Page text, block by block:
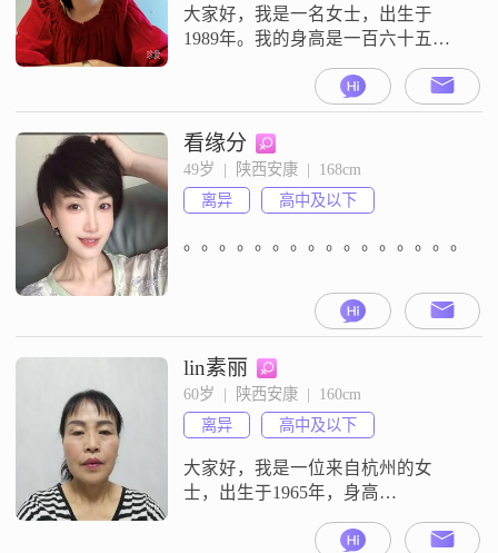
大家好，我是一名女士，出生于
1989年。我的身高是一百六十五厘
米。我现在的工作地点在安康，每
个月的平均收入在五千零一元到八
千元之间。我的学历是大专。我是
一个真诚可靠的人。我也是一个温
柔体贴的人。我对于生活的态度是
追求稳定安逸。我现在的个人情况
就是这些。我希望在这里找到一个
看缘分
49岁  |  陕西安康  |  168cm
离异
高中及以下
。。。。。。。。。。。。。。。。。
lin素丽
60岁  |  陕西安康  |  160cm
离异
高中及以下
大家好，我是一位来自杭州的女
士，出生于1965年，身高
5000元之间，学历为高中及以下